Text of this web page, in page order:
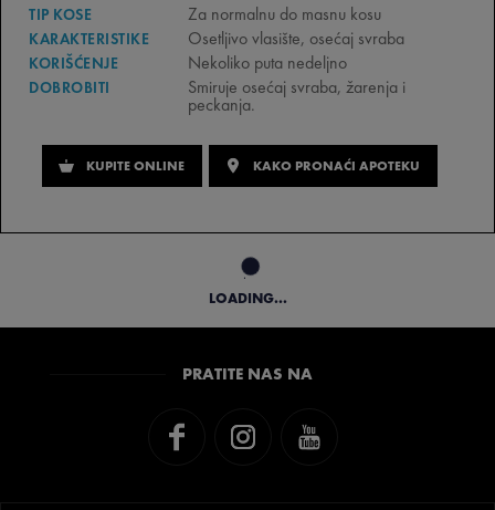
TIP KOSE Za normalnu do masnu kosu
KARAKTERISTIKE Osetljivo vlasište, osećaj svraba
KORIŠĆENJE Nekoliko puta nedeljno
DOBROBITI Smiruje osećaj svraba, žarenja i
peckanja.
KUPITE ONLINE KAKO PRONAĆI APOTEKU
LOADING...
PRATITE NAS NA